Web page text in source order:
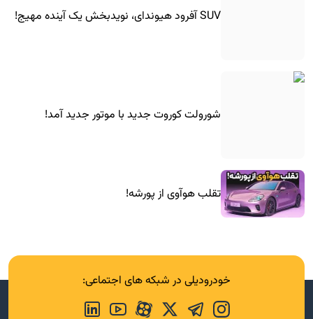
SUV آفرود هیوندای، نویدبخش یک آینده مهیج!
شورولت کوروت جدید با موتور جدید آمد!
تقلب هوآوی از پورشه!
خودرودیلی در شبکه های اجتماعی: